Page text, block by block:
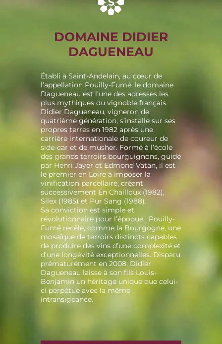
DOMAINE DIDIER
DAGUENEAU
Établi à Saint-Andelain, au cœur de
l’appellation Pouilly-Fumé, le domaine
Dagueneau est l’une des adresses les
plus mythiques du vignoble français.
Didier Dagueneau, vigneron de
quatrième génération, s’installe sur ses
propres terres en 1982 après une
carrière internationale de coureur de
side-car et de musher. Formé à l’école
des grands terroirs bourguignons, guidé
par Henri Jayer et Edmond Vatan, il est
le premier en Loire à imposer la
vinification parcellaire, créant
successivement En Chailloux (1982),
Silex (1985) et Pur Sang (1988).
Sa conviction est simple et
révolutionnaire pour l’époque : Pouilly-
Fumé recèle, comme la Bourgogne, une
mosaïque de terroirs distincts capables
de produire des vins d’une complexité et
d’une longévité exceptionnelles. Disparu
prématurément en 2008, Didier
Dagueneau laisse à son fils Louis-
Benjamin un héritage unique que celui-
ci perpétue avec la même
intransigeance.